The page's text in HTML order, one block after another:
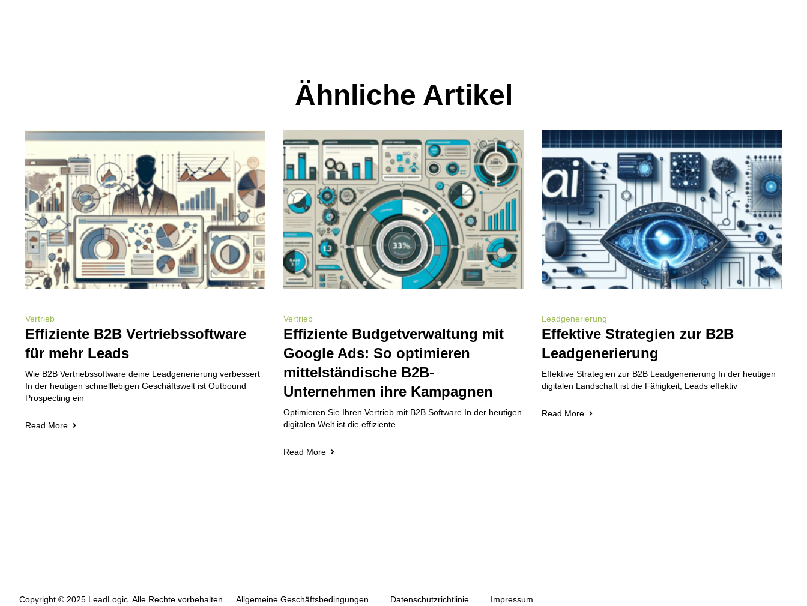
Ähnliche Artikel
Vertrieb
Effiziente B2B Vertriebssoftware
für mehr Leads
Wie B2B Vertriebssoftware deine Leadgenerierung verbessert
In der heutigen schnelllebigen Geschäftswelt ist Outbound
Prospecting ein
Read More
Vertrieb
Effiziente Budgetverwaltung mit
Google Ads: So optimieren
mittelständische B2B-
Unternehmen ihre Kampagnen
Optimieren Sie Ihren Vertrieb mit B2B Software In der heutigen
digitalen Welt ist die effiziente
Read More
Leadgenerierung
Effektive Strategien zur B2B
Leadgenerierung
Effektive Strategien zur B2B Leadgenerierung In der heutigen
digitalen Landschaft ist die Fähigkeit, Leads effektiv
Read More
Copyright © 2025 LeadLogic. Alle Rechte vorbehalten. Allgemeine Geschäftsbedingungen Datenschutzrichtlinie Impressum